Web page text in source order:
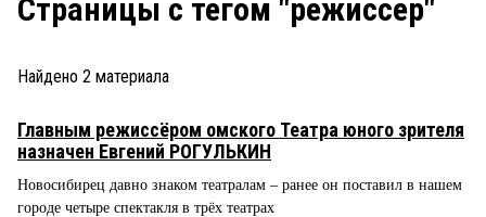
ЗАКОН
НОВОСТИ КОМПАНИЙ
Рейтинги
Страницы c тегом "режиссер"
Найдено 2 материала
Главным режиссёром омского Театра юного зрителя
назначен Евгений РОГУЛЬКИН
Новосибирец давно знаком театралам – ранее он поставил в нашем
городе четыре спектакля в трёх театрах